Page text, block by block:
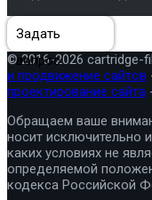
Задать
вопрос
© 2016-2026 cartridge-
и продвижение сайтов
проектирование сайта
Обращаем ваше
носит исключительно
каких условиях не
определяемой
кодекса Российской